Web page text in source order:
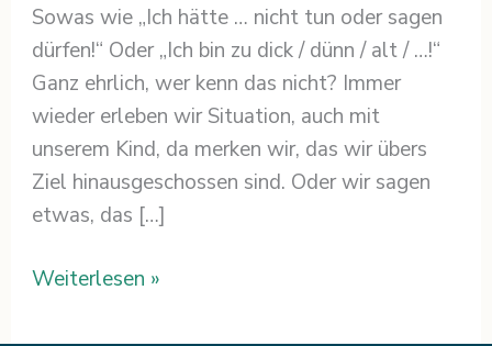
Sowas wie „Ich hätte … nicht tun oder sagen
dürfen!“ Oder „Ich bin zu dick / dünn / alt / …!“
Ganz ehrlich, wer kenn das nicht? Immer
wieder erleben wir Situation, auch mit
unserem Kind, da merken wir, das wir übers
Ziel hinausgeschossen sind. Oder wir sagen
etwas, das […]
Weiterlesen »